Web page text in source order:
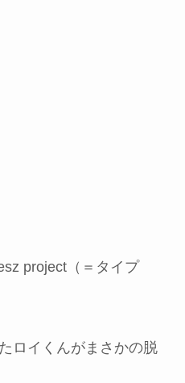
project（＝タイプ
ロイくんがまさかの脱